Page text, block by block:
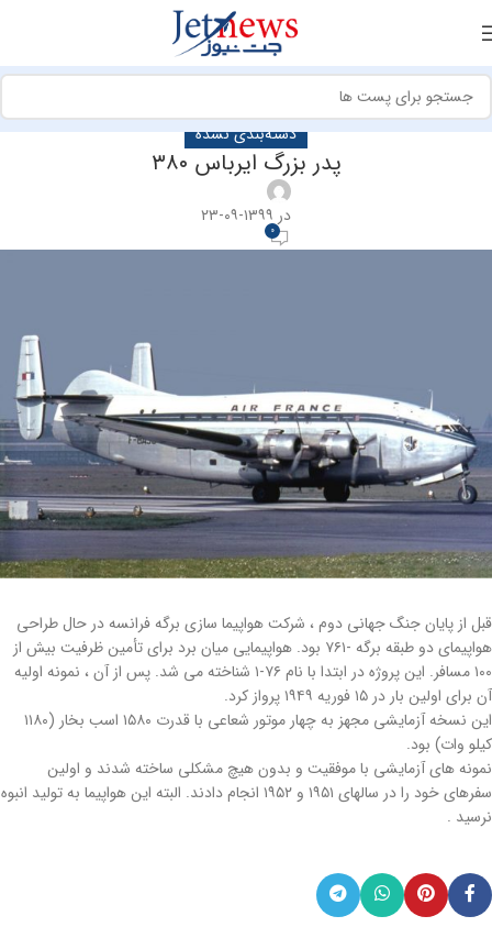
دسته‌بندی نشده
پدر بزرگ ایرباس ۳۸۰
در ۱۳۹۹-۰۹-۲۳
0
قبل از پایان جنگ جهانی دوم ، شرکت هواپیما سازی برگه فرانسه در حال طراحی
هواپیمای دو طبقه برگه -۷۶۱ بود. هواپیمایی میان برد برای تأمین ظرفیت بیش از
۱۰۰ مسافر. این پروژه در ابتدا با نام ۷۶-۱ شناخته می شد. پس از آن ، نمونه اولیه
آن برای اولین بار در ۱۵ فوریه ۱۹۴۹ پرواز کرد.
این نسخه آزمایشی مجهز به چهار موتور شعاعی با قدرت ۱۵۸۰ اسب بخار (۱۱۸۰
کیلو وات) بود.
نمونه های آزمایشی با موفقیت و بدون هیچ مشکلی ساخته شدند و اولین
سفرهای خود را در سالهای ۱۹۵۱ و ۱۹۵۲ انجام دادند. البته این هواپیما به تولید انبوه
نرسید .